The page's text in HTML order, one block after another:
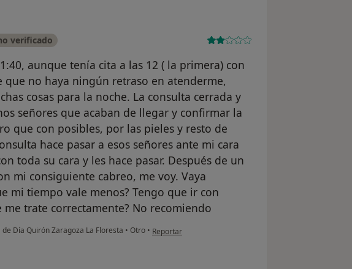
verificado
aunque tenía cita a las 12 ( la primera) con
que no haya ningún retraso en atenderme,
cosas para la noche. La consulta cerrada y
señores que acaban de llegar y confirmar la
que con posibles, por las pieles y resto de
hace pasar a esos señores ante mi cara
toda su cara y les hace pasar. Después de un
mi consiguiente cabreo, me voy. Vaya
mi tiempo vale menos? Tengo que ir con
trate correctamente? No recomiendo
de Día Quirón Zaragoza La Floresta • Otro • en opinión del usuario EC
Reportar